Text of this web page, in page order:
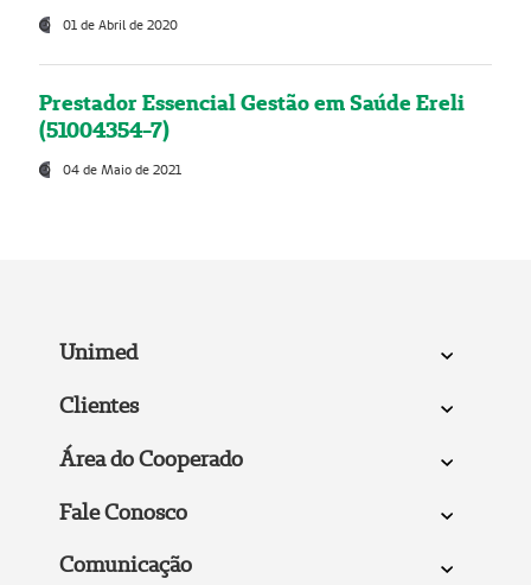
01 de Abril de 2020
Prestador Essencial Gestão em Saúde Ereli
(51004354-7)
04 de Maio de 2021
Unimed
Clientes
Área do Cooperado
Fale Conosco
Comunicação